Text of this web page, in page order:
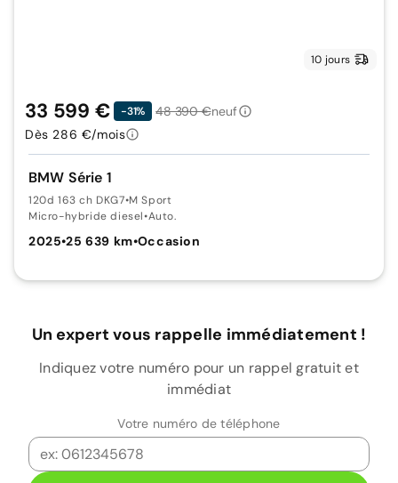
10 jours
BMW Série 1
120d 163 ch DKG7•M Sport
Micro-hybride diesel•Auto.
2025•25 639 km•Occasion
33 599 € -31% 48 390 €neuf
Dès 286 €/mois
Un expert vous rappelle immédiatement !
Indiquez votre numéro pour un rappel gratuit et
immédiat
Votre numéro de téléphone